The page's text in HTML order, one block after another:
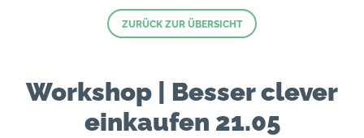
ZURÜCK ZUR ÜBERSICHT
Workshop | Besser clever
einkaufen 21.05